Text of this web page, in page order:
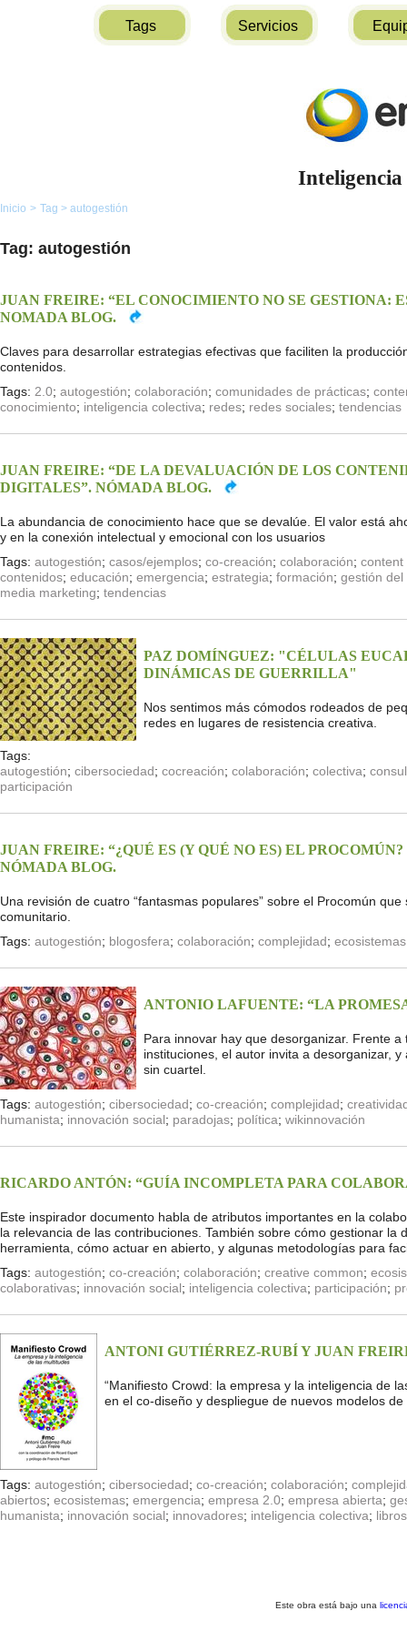
Tags Servicios
Inicio > Tag > autogestión
Tag: autogestión
JUAN FREIRE: “EL CONOCIMIENTO NO SE GESTIONA:
NOMADA BLOG.
Claves para desarrollar estrategias efectivas que faciliten la
contenidos.
Tags: 2.0; autogestión; colaboración; comunidades de prácticas;
conocimiento; inteligencia colectiva; redes; redes sociales; tendencias
JUAN FREIRE: “DE LA DEVALUACIÓN DE LOS
DIGITALES”. NÓMADA BLOG.
La abundancia de conocimiento hace que se devalúe. El valor está
y en la conexión intelectual y emocional con los usuarios
Tags: autogestión; casos/ejemplos; co-creación; colaboración; content
contenidos; educación; emergencia; estrategia; formación; gestión del
media marketing; tendencias
PAZ DOMÍNGUEZ: "CÉLULAS
DINÁMICAS DE GUERRILLA"
Nos sentimos más cómodos rodeados de
redes en lugares de resistencia creativa.
Tags:
autogestión; cibersociedad; cocreación; colaboración; colectiva;
participación
JUAN FREIRE: “¿QUÉ ES (Y QUÉ NO ES) EL
NÓMADA BLOG.
Una revisión de cuatro “fantasmas populares” sobre el Procomún
comunitario.
Tags: autogestión; blogosfera; colaboración; complejidad; ecosistemas
ANTONIO LAFUENTE: “LA
Para innovar hay que desorganizar. Frente
instituciones, el autor invita a desorganizar,
sin cuartel.
Tags: autogestión; cibersociedad; co-creación; complejidad;
humanista; innovación social; paradojas; política; wikinnovación
RICARDO ANTÓN: “GUÍA INCOMPLETA PARA
Este inspirador documento habla de atributos importantes en la
la relevancia de las contribuciones. También sobre cómo gestionar
herramienta, cómo actuar en abierto, y algunas metodologías para
Tags: autogestión; co-creación; colaboración; creative common;
colaborativas; innovación social; inteligencia colectiva; participación;
ANTONI GUTIÉRREZ-RUBÍ Y JUAN
“Manifiesto Crowd: la empresa y la inteligencia de
en el co-diseño y despliegue de nuevos modelos
Tags: autogestión; cibersociedad; co-creación; colaboración;
abiertos; ecosistemas; emergencia; empresa 2.0; empresa abierta;
humanista; innovación social; innovadores; inteligencia colectiva; libros
Este obra está bajo una